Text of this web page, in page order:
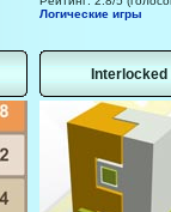
Логические игры
Interlocked